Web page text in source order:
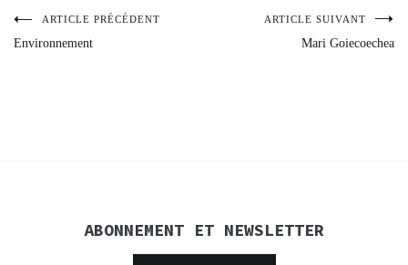
Navigation
ARTICLE PRÉCÉDENT
Environnement
ARTICLE SUIVANT
Mari Goiecoechea
ABONNEMENT ET NEWSLETTER